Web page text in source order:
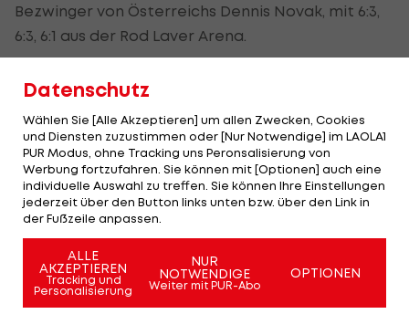
Bezwinger von Österreichs Dennis Novak, mit 6:3,
6:3, 6:1 aus der Rod Laver Arena.
auf dem Platz: Sein Drittrunden-Gegner Pablo
Carreno Busta muss beim Stand von 0:6, 0:1 aus der
Sicht des Spaniers aufgeben.
Der legendäre Durchmarsch des FC
Wacker Tirol I #Zwarakonferenz History
Am Stammtisch
Datenschutz
Wählen Sie [Alle Akzeptieren] um allen Zwecken, Cookies
und Diensten zuzustimmen oder [Nur Notwendige] im LAOLA1
PUR Modus, ohne Tracking uns Peronsalisierung von
Werbung fortzufahren. Sie können mit [Optionen] auch eine
individuelle Auswahl zu treffen. Sie können Ihre Einstellungen
jederzeit über den Button links unten bzw. über den Link in
der Fußzeile anpassen.
ALLE
AKZEPTIEREN
Tracking und
Personalisierung
NUR
NOTWENDIGE
Weiter mit PUR-Abo
OPTIONEN